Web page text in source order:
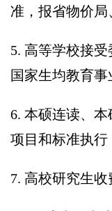
准，报省物价局
5. 高等学校接
国家生均教育
6. 本硕连读、
项目和标准执行
7. 高校研究生